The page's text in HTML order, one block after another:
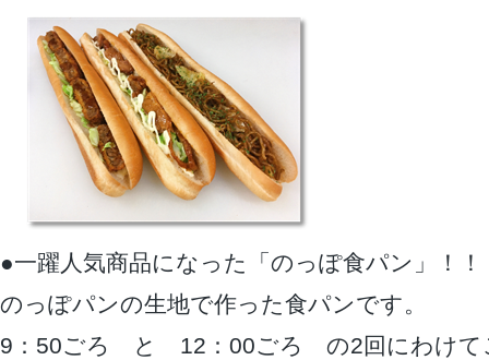
●一躍人気商品になった「のっぽ食パン」！！
のっぽパンの生地で作った食パンです。
9：50ごろ と 12：00ごろ の2回にわけて